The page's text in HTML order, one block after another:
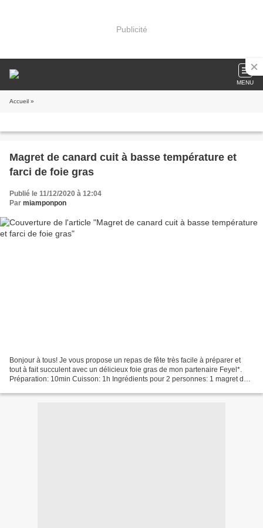
Publicité
MENU
Accueil »
Magret de canard cuit à basse température et
farci de foie gras
Publié le 11/12/2020 à 12:04
Par miamponpon
Bonjour à tous! Je vous propose un repas de fête très facile à préparer et
tout à fait succulent avec un délicieux foie gras de mon partenaire Feyel*.
Préparation: 10min Cuisson: 1h Ingrédients pour 2 personnes: 1 magret de